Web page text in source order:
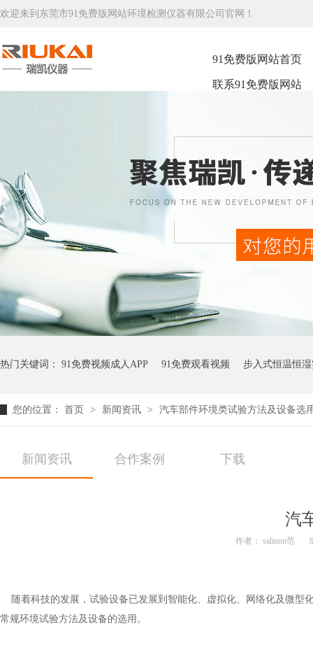
欢迎来到东莞市91免费版网站环境检测仪器有限公司官网！
91免费版网站首页
联系91免费版网站
热门关键词： 91免费视频成人APP 91免费观看视频 步入式恒温恒
您的位置： 首页 > 新闻资讯 > 汽车部件环境类试验方法及设备选
新闻资讯 合作案例 下载
汽
作者： salmon范
随着科技的发展，试验设备已发展到智能化、虚拟化、网络化及微型
常规环境试验方法及设备的选用。